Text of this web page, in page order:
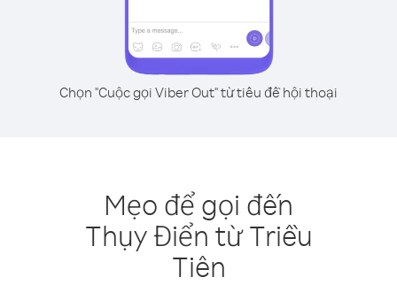
Chọn "Cuộc gọi Viber Out" từ tiêu đề hội thoại
Mẹo để gọi đến
Thụy Điển từ Triều
Tiên